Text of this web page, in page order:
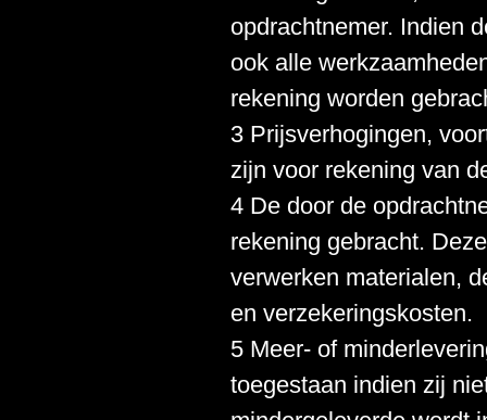
opdrachtnemer. Indien
ook alle
rekening worden
3 Prijsverhogingen,
zijn voor rekening van
4 De door de
rekening gebracht.
verwerken materialen,
en verzekeringskosten.
5 Meer- of
toegestaan indien zij